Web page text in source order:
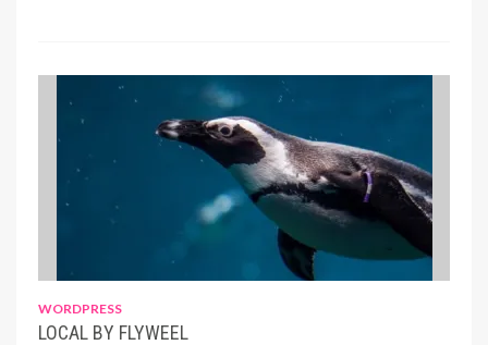
WORDPRESS
LOCAL BY FLYWEEL